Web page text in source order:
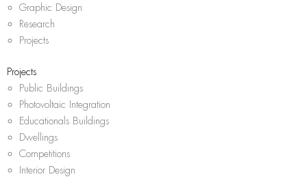
Graphic Design
Research
Projects
Projects
Public Buildings
Photovoltaic Integration
Educationals Buildings
Dwellings
Competitions
Interior Design